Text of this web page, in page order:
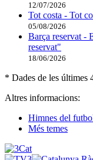
12/07/2026
Tot costa - Tot
05/08/2026
Barça reservat -
reservat"
18/06/2026
* Dades de les últimes
Altres informacions:
Himnes del
Més temes